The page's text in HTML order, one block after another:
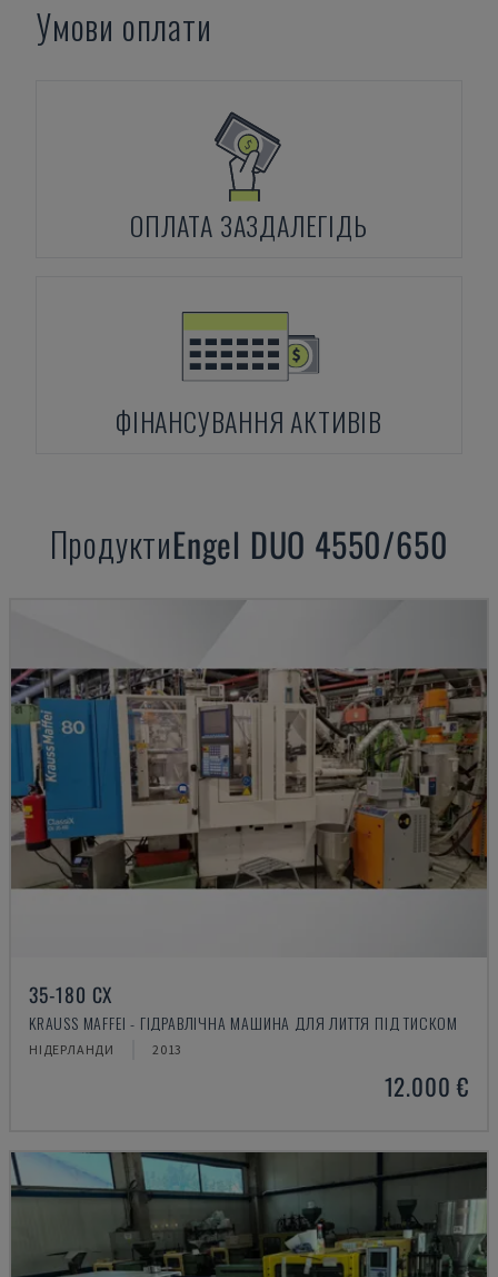
Умови оплати
ОПЛАТА ЗАЗДАЛЕГІДЬ
ФІНАНСУВАННЯ АКТИВІВ
ПродуктиEngel DUO 4550/650
35-180 CX
KRAUSS MAFFEI - ГІДРАВЛІЧНА МАШИНА ДЛЯ ЛИТТЯ ПІД ТИСКОМ
НІДЕРЛАНДИ 2013
12.000 €